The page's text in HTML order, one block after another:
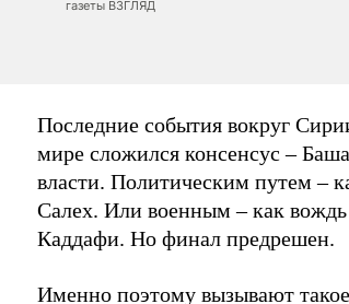
газеты ВЗГЛЯД
Последние события вокруг
мире сложился консенсус –
власти. Политическим путем –
Салех. Или военным – как
Каддафи. Но финал предрешен.
Именно поэтому вызывают